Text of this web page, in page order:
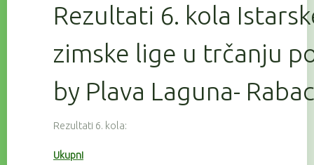
Rezultati 6. kola
zimske lige u trčanju
by Plava Laguna- Rabac
Rezultati 6. kola:
Ukupni